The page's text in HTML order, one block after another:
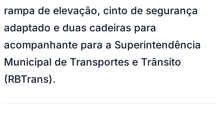
rampa de elevação, cinto de segurança
adaptado e duas cadeiras para
acompanhante para a Superintendência
Municipal de Transportes e Trânsito
(RBTrans).